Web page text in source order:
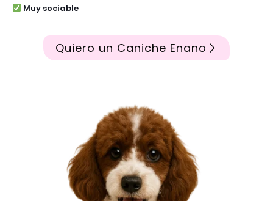
Muy sociable
Quiero un Caniche Enano